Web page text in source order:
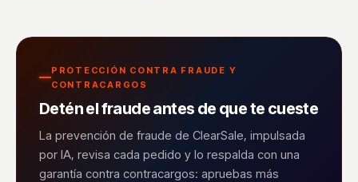
PROTECCIÓN CONTRA FRAUDE Y
CONTRACARGOS
Detén el fraude antes de que te cueste
La prevención de fraude de ClearSale, impulsada
por IA, revisa cada pedido y lo respalda con una
garantía contra contracargos: apruebas más